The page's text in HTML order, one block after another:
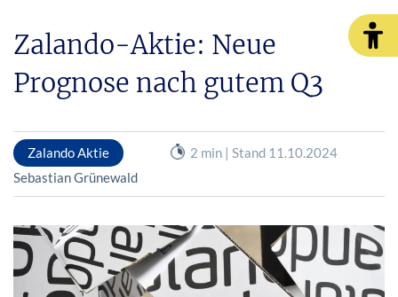
Zalando-Aktie: Neue
Prognose nach gutem Q3
Zalando Aktie
2 min | Stand 11.10.2024
Sebastian Grünewald